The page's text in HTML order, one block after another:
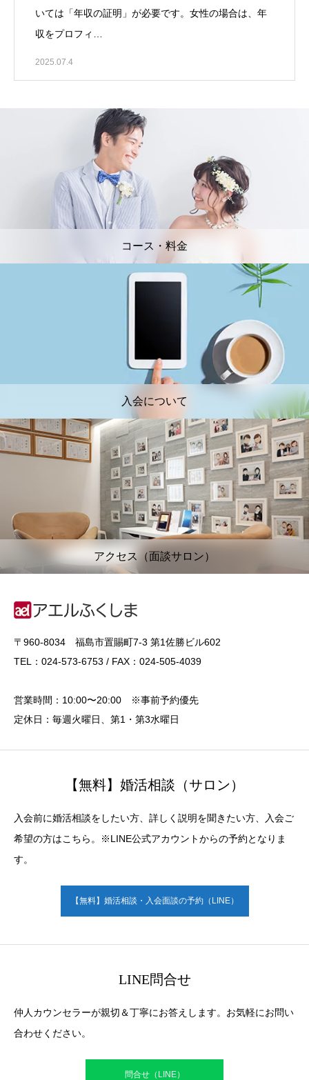
いては「年収の証明」が必要です。女性の場合は、年
収をプロフィ…
2025.07.4
コース・料金
入会について
アクセス（面談サロン）
〒960-8034 福島市置賜町7-3 第1佐勝ビル602
TEL：024-573-6753 / FAX：024-505-4039
営業時間：10:00〜20:00 ※事前予約優先
定休日：毎週火曜日、第1・第3水曜日
【無料】婚活相談（サロン）
入会前に婚活相談をしたい方、詳しく説明を聞きたい方、入会ご
希望の方はこちら。※LINE公式アカウントからの予約となりま
す。
【無料】婚活相談・入会面談の予約（LINE）
LINE問合せ
仲人カウンセラーが親切＆丁寧にお答えします。お気軽にお問い
合わせください。
問合せ（LINE）